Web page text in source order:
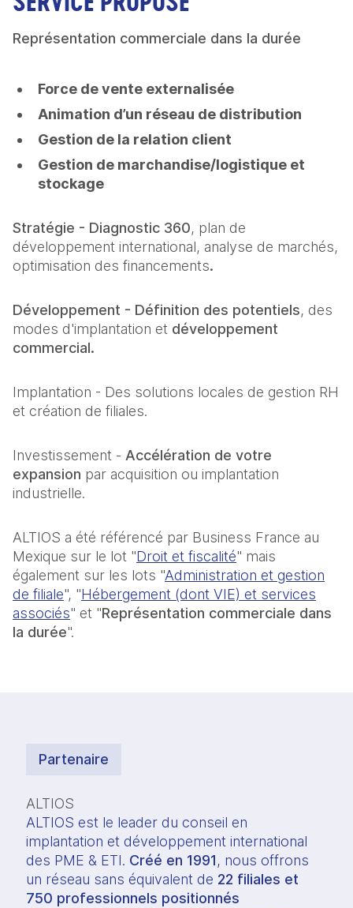
Représentation commerciale dans la durée
Force de vente externalisée
Animation d’un réseau de distribution
Gestion de la relation client
Gestion de marchandise/logistique et
stockage
Stratégie - Diagnostic 360, plan de
développement international, analyse de marchés,
optimisation des financements.
Développement - Définition des potentiels, des
modes d'implantation et développement
commercial.
Implantation - Des solutions locales de gestion RH
et création de filiales.
Investissement - Accélération de votre
expansion par acquisition ou implantation
industrielle.
ALTIOS a été référencé par Business France au
Mexique sur le lot "Droit et fiscalité" mais
également sur les lots "Administration et gestion
de filiale", "Hébergement (dont VIE) et services
associés" et "Représentation commerciale dans
la durée".
Partenaire
ALTIOS
ALTIOS est le leader du conseil en
implantation et développement international
des PME & ETI. Créé en 1991, nous offrons
un réseau sans équivalent de 22 filiales et
750 professionnels positionnés